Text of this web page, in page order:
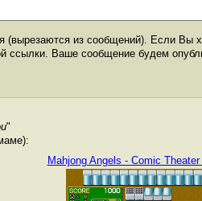
(вырезаются из сообщений). Если Вы
ссылки. Ваше сообщение будем
"
Mahjong Angels - Comic Theater